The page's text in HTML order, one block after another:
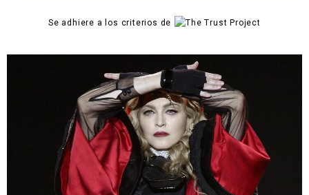
Se adhiere a los criterios de